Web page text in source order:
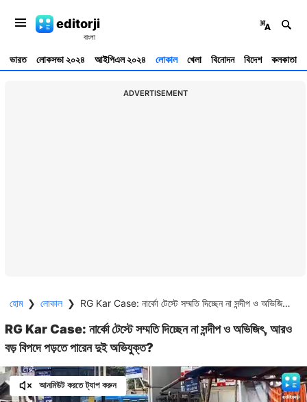
editorji
ভারত লোকসভা ২০২৪ আইপিএল ২০২৪ লোকাল খেলা বিনোদন বিদেশ কলকাতা
ADVERTISEMENT
হোম ❯ লোকাল ❯ RG Kar Case: নার্কো টেস্টে সম্মতি দিচ্ছেন না সন্দীপ ও অভিজিৎ, আরও বড় বিপদে পড়তে পারেন দুই অভিযুক্ত?
RG Kar Case: নার্কো টেস্টে সম্মতি দিচ্ছেন না সন্দীপ ও অভিজিৎ, আরও
বড় বিপদে পড়তে পারেন দুই অভিযুক্ত?
আনমিউট করতে ট্যাপ করুন